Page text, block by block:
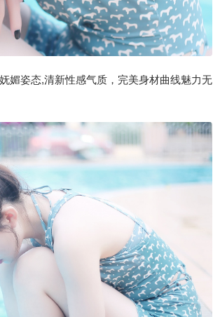
媚姿态,清新性感气质，完美身材曲线魅力无